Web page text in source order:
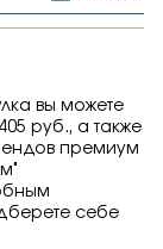
вы можете
руб., а также
премиум
себе